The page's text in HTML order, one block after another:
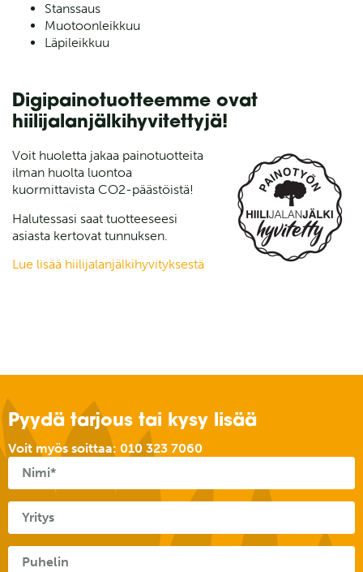
Stanssaus
Muotoonleikkuu
Läpileikkuu
Digipainotuotteemme ovat
hiilijalanjälkihyvitettyjä!
Voit huoletta jakaa painotuotteita
ilman huolta luontoa
kuormittavista CO2-päästöistä!
Halutessasi saat tuotteeseesi
asiasta kertovat tunnuksen.
Lue lisää hiilijalanjälkihyvityksestä
Pyydä tarjous tai kysy lisää
Voit myös soittaa: 010 323 7060